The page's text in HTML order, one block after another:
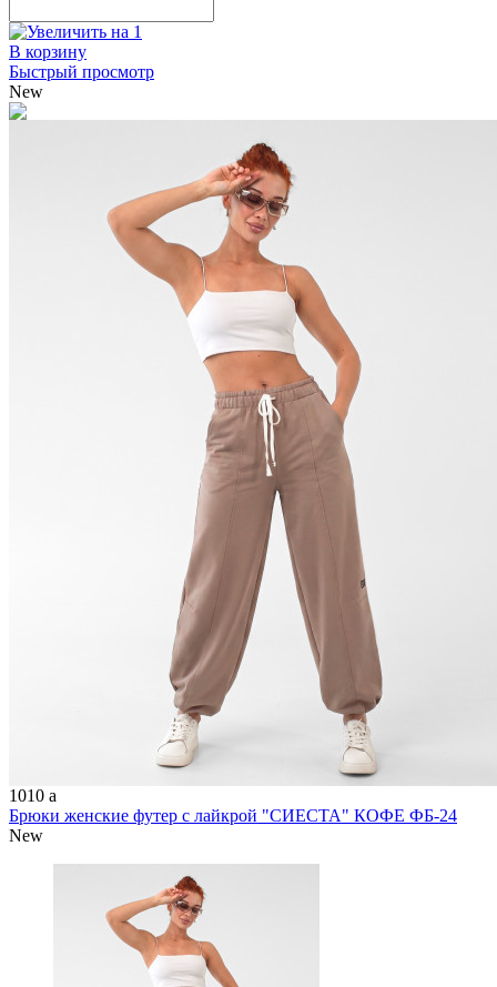
В корзину
Быстрый просмотр
New
1010 a
Брюки женские футер с лайкрой "СИЕСТА" КОФЕ ФБ-24
New